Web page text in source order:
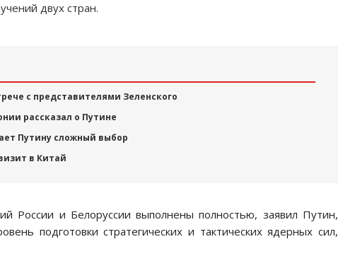
двух стран.
с представителями Зеленского
рассказал о Путине
Путину сложный выбор
в Китай
России и Белоруссии выполнены полностью, заявил Путин,
подготовки стратегических и тактических ядерных сил,